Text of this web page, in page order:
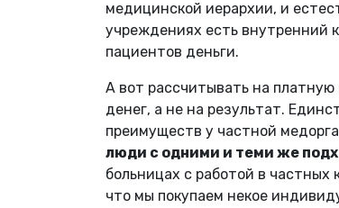
медицинской иерархии, и
учреждениях есть внутренний
пациентов деньги.
А вот рассчитывать на
денег, а не на результат.
преимуществ у частной
люди с одними и теми же
больницах с работой в
что мы покупаем некое